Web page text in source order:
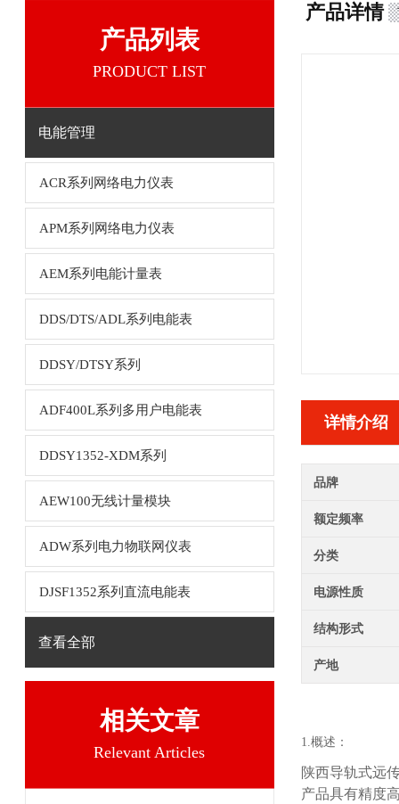
产品列表
PRODUCT LIST
电能管理
ACR系列网络电力仪表
APM系列网络电力仪表
AEM系列电能计量表
DDS/DTS/ADL系列电能表
DDSY/DTSY系列
ADF400L系列多用户电能表
DDSY1352-XDM系列
AEW100无线计量模块
ADW系列电力物联网仪表
DJSF1352系列直流电能表
查看全部
相关文章
Relevant Articles
产品详情
详情介绍
品牌
额定频率
分类
电源性质
结构形式
产地
1.概述：
陕西导轨式远
产品具有精度